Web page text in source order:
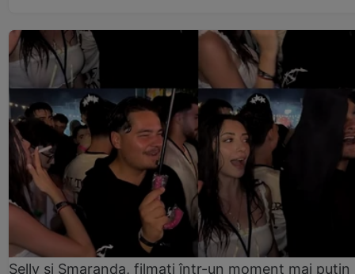
Selly și Smaranda, filmați într-un moment mai puțin